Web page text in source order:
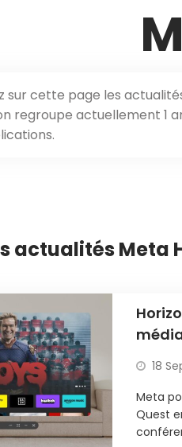
sur cette page les
regroupe actuellement 1
actualités Meta
18
Meta
Quest